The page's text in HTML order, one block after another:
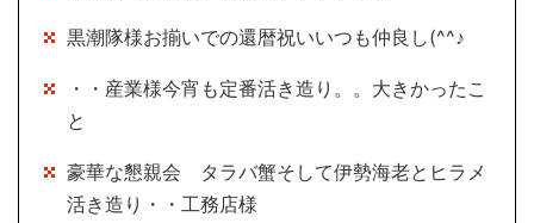
黒潮隊様お揃いでの還暦祝いいつも仲良し(^^♪
・・産業様今宵も定番活き造り。。大きかったこ
と
豪華な懇親会 タラバ蟹そして伊勢海老とヒラメ
活き造り・・工務店様